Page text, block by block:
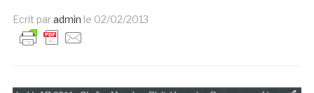
Ecrit paradmin le 02/02/2013